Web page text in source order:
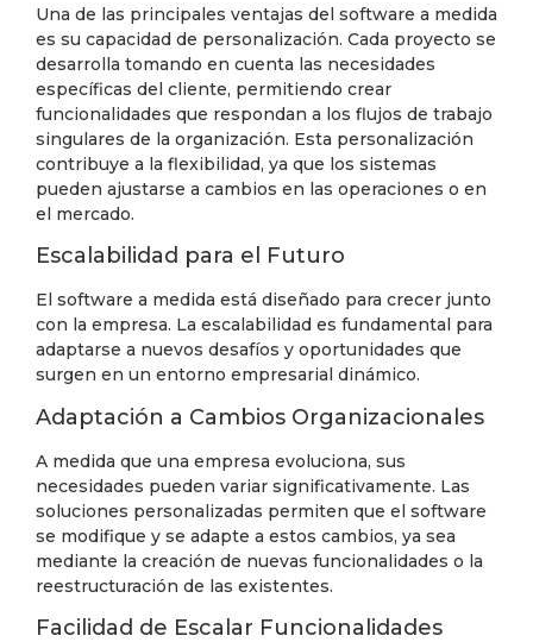
Una de las principales ventajas del software a medida
es su capacidad de personalización. Cada proyecto se
desarrolla tomando en cuenta las necesidades
específicas del cliente, permitiendo crear
funcionalidades que respondan a los flujos de trabajo
singulares de la organización. Esta personalización
contribuye a la flexibilidad, ya que los sistemas
pueden ajustarse a cambios en las operaciones o en
el mercado.
Escalabilidad para el Futuro
El software a medida está diseñado para crecer junto
con la empresa. La escalabilidad es fundamental para
adaptarse a nuevos desafíos y oportunidades que
surgen en un entorno empresarial dinámico.
Adaptación a Cambios Organizacionales
A medida que una empresa evoluciona, sus
necesidades pueden variar significativamente. Las
soluciones personalizadas permiten que el software
se modifique y se adapte a estos cambios, ya sea
mediante la creación de nuevas funcionalidades o la
reestructuración de las existentes.
Facilidad de Escalar Funcionalidades